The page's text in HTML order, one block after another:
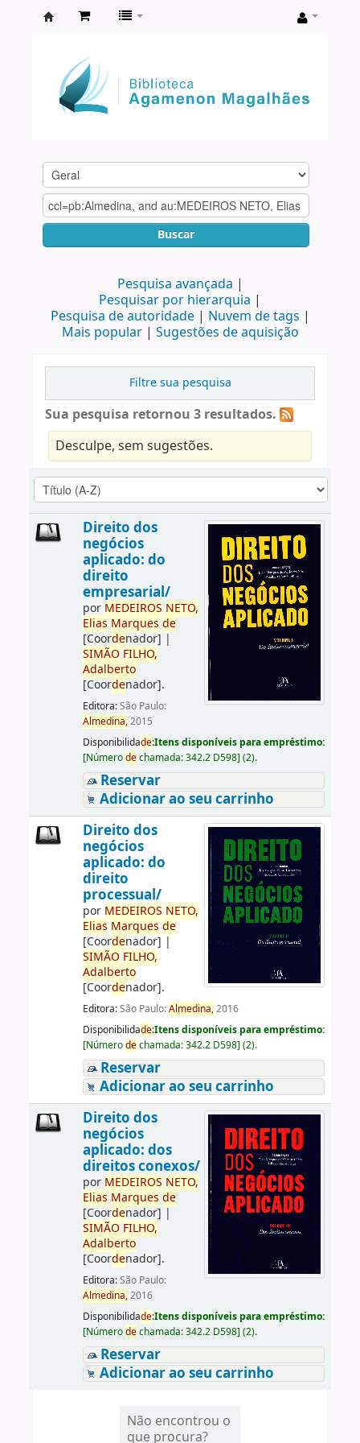
Agamenon
Magalhães
Buscar
Pesquisa avançada
Pesquisar por hierarquia
Pesquisa de autoridade
Nuvem de tags
Mais popular
Sugestões de aquisição
Filtre sua pesquisa
Sua pesquisa retornou 3 resultados.
Desculpe, sem sugestões.
Direito dos
negócios
aplicado: do
direito
empresarial/
por MEDEIROS NETO,
Elias Marques de
[Coordenador] |
SIMÃO FILHO,
Adalberto
[Coordenador].
Editora:São Paulo:
Almedina,2015
Disponibilidade:Itens disponíveis para empréstimo:
[Númerodechamada:342.2 D598] (2).
Reservar
Adicionar ao seu carrinho
Direito dos
negócios
aplicado: do
direito
processual/
por MEDEIROS NETO,
Elias Marques de
[Coordenador] |
SIMÃO FILHO,
Adalberto
[Coordenador].
Editora:São Paulo:Almedina,2016
Disponibilidade:Itens disponíveis para empréstimo:
[Númerodechamada:342.2 D598] (2).
Reservar
Adicionar ao seu carrinho
Direito dos
negócios
aplicado: dos
direitos conexos/
por MEDEIROS NETO,
Elias Marques de
[Coordenador] |
SIMÃO FILHO,
Adalberto
[Coordenador].
Editora:São Paulo:
Almedina,2016
Disponibilidade:Itens disponíveis para empréstimo:
[Númerodechamada:342.2 D598] (2).
Reservar
Adicionar ao seu carrinho
Não encontrou o
que procura?